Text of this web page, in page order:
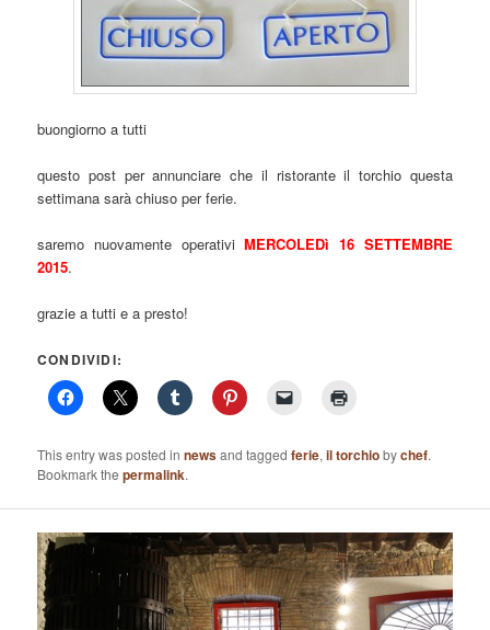
buongiorno a tutti
questo post per annunciare che il ristorante il torchio questa
settimana sarà chiuso per ferie.
saremo nuovamente operativiMERCOLEDì 16 SETTEMBRE
2015.
grazie a tutti e a presto!
CONDIVIDI:
This entry was posted innewsand taggedferie,il torchiobychef.
Bookmark thepermalink.